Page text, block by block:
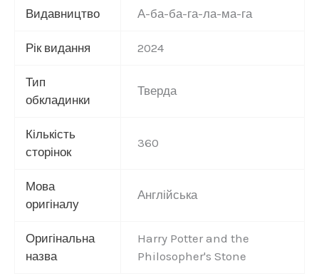
Видавництво А-ба-ба-га-ла-ма-га
Рік видання 2024
Тип
обкладинки
Тверда
Кількість
сторінок
360
Мова
оригіналу
Англійська
Оригінальна
назва
Harry Potter and the
Philosopher's Stone